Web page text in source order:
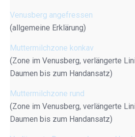
Venusberg angefressen
(allgemeine Erklärung)
Muttermilchzone konkav
(Zone im Venusberg, verlängerte
Daumen bis zum Handansatz)
Muttermilchzone rund
(Zone im Venusberg, verlängerte
Daumen bis zum Handansatz)